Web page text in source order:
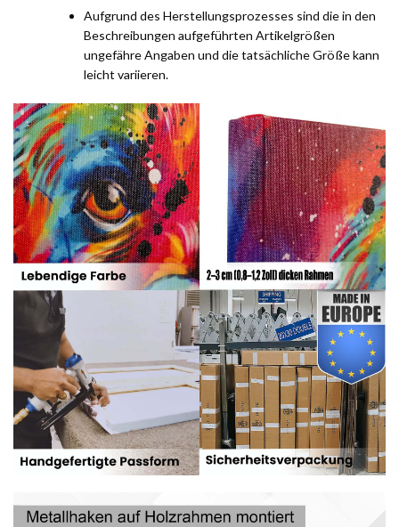
Aufgrund des Herstellungsprozesses sind die in den
Beschreibungen aufgeführten Artikelgrößen
ungefähre Angaben und die tatsächliche Größe kann
leicht variieren.